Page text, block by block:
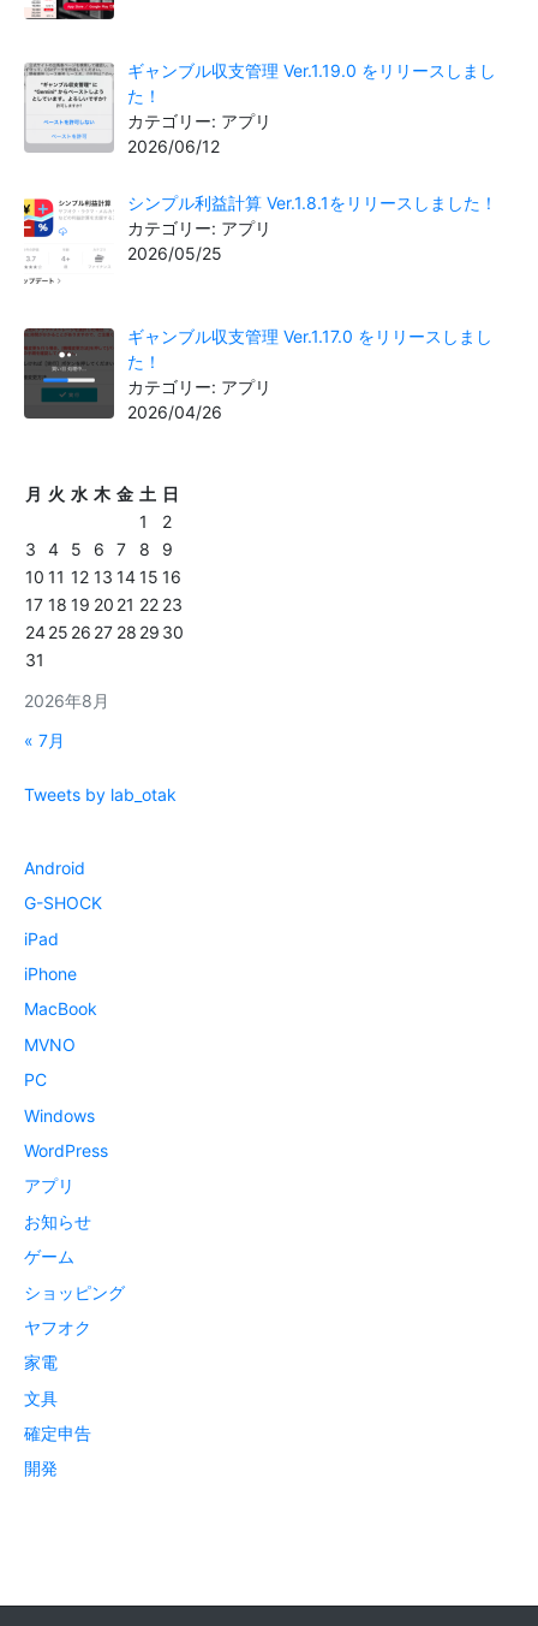
ギャンブル収支管理 Ver.1.19.0 をリリースしまし
た！
カテゴリー: アプリ
2026/06/12
シンプル利益計算 Ver.1.8.1をリリースしました！
カテゴリー: アプリ
2026/05/25
ギャンブル収支管理 Ver.1.17.0 をリリースしまし
た！
カテゴリー: アプリ
2026/04/26
2026年8月
月 火 水 木 金 土 日
1
2
3
4 5 6 7 8
9
10 11 12 13 1415 16
17 18 19 20 21 22 23
2425 26 27 28 29 30
31
« 7月
Tweets by lab_otak
Android
G-SHOCK
iPad
iPhone
MacBook
MVNO
PC
Windows
WordPress
アプリ
お知らせ
ゲーム
ショッピング
ヤフオク
家電
文具
確定申告
開発